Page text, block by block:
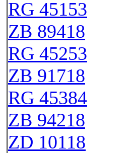
RG 45153
ZB 89418
RG 45253
ZB 91718
RG 45384
ZB 94218
ZD 10118